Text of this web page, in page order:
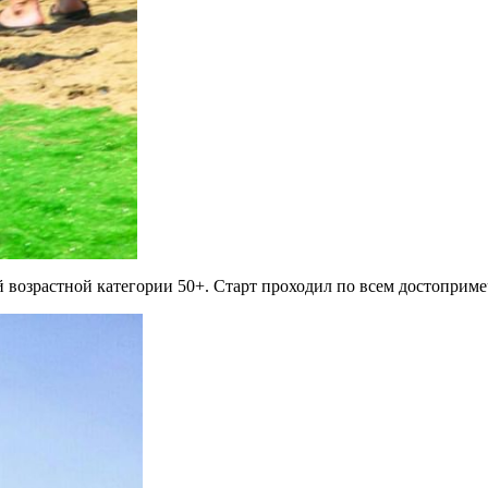
категории 50+. Старт проходил по всем